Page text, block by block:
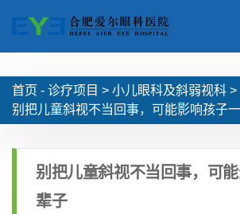
首页 - 诊疗项目 > 小儿眼科及斜弱视科 >
别把儿童斜视不当回事，可能影响孩子
别把儿童斜视不当回事，可
辈子